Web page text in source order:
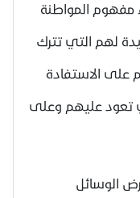
مفهوم المواطنة
لهم التي تترك
على الاستفادة
تعود عليهم وعلى
الوسائل